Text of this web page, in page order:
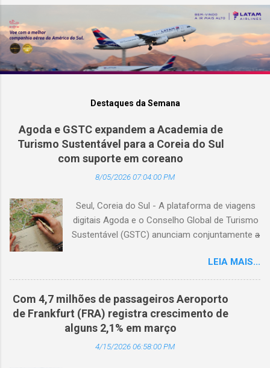
Destaques da Semana
Agoda e GSTC expandem a Academia de
Turismo Sustentável para a Coreia do Sul
com suporte em coreano
8/05/2026 07:04:00 PM
Seul, Coreia do Sul - A plataforma de viagens
digitais Agoda e o Conselho Global de Turismo
Sustentável (GSTC) anunciam conjuntamente a
para a Coreia do Sul, com suporte completo
em coreano. (Arquivo © BlogTurS) Este marco
surge no momento em que a Academia celebra
seu primeiro aniversário e ultrapassa a marca
de 3.000 usuários cadastrados, dando
continuidade à sua missão de apoiar
profissionais da hotelaria em toda a região,
LEIA MAIS...
Com 4,7 milhões de passageiros Aeroporto
de Frankfurt (FRA) registra crescimento de
alguns 2,1% em março
4/15/2026 06:58:00 PM